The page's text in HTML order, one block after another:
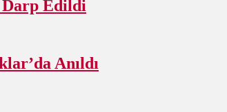
Edildi
Anıldı